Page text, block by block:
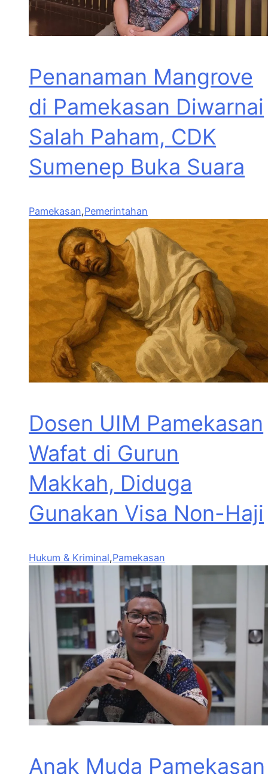
Penanaman Mangrove
di Pamekasan Diwarnai
Salah Paham, CDK
Sumenep Buka Suara
Pamekasan,Pemerintahan
Dosen UIM Pamekasan
Wafat di Gurun
Makkah, Diduga
Gunakan Visa Non-Haji
Hukum & Kriminal,Pamekasan
Anak Muda Pamekasan